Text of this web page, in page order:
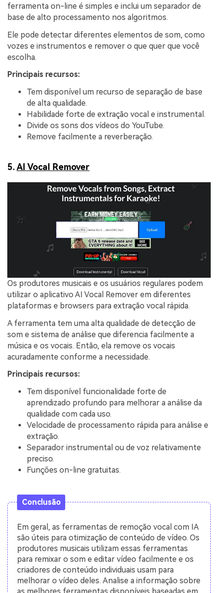
ferramenta on-line é simples e inclui um separador de
base de alto processamento nos algoritmos.
Ele pode detectar diferentes elementos de som, como
vozes e instrumentos e remover o que quer que você
escolha.
Principais recursos:
Tem disponível um recurso de separação de base
de alta qualidade.
Habilidade forte de extração vocal e instrumental.
Divide os sons dos vídeos do YouTube.
Remove facilmente a reverberação.
5.AI Vocal Remover
Os produtores musicais e os usuários regulares podem
utilizar o aplicativo AI Vocal Remover em diferentes
plataformas e browsers para extração vocal rápida.
A ferramenta tem uma alta qualidade de detecção de
som e sistema de análise que diferencia facilmente a
música e os vocais. Então, ela remove os vocais
acuradamente conforme a necessidade.
Principais recursos:
Tem disponível funcionalidade forte de
aprendizado profundo para melhorar a análise da
qualidade com cada uso.
Velocidade de processamento rápida para análise e
extração.
Separador instrumental ou de voz relativamente
preciso.
Funções on-line gratuitas.
Conclusão
Em geral, as ferramentas de remoção vocal com IA
são úteis para otimização de conteúdo de vídeo. Os
produtores musicais utilizam essas ferramentas
para remixar o som e editar vídeo facilmente e os
criadores de conteúdo individuais usam para
melhorar o vídeo deles. Analise a informação sobre